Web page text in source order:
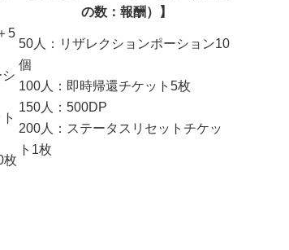
の数：報酬）】
5
枚
50人：リザレクションポーション10
個
100人：即時帰還チケット5枚
150人：500DP
200人：ステータスリセットチケッ
ト1枚